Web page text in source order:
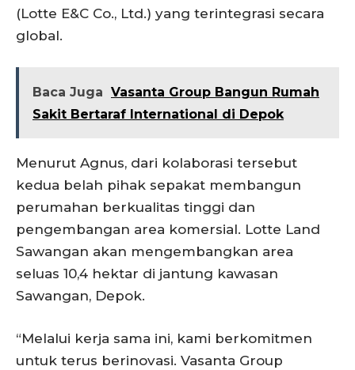
(Lotte E&C Co., Ltd.) yang terintegrasi secara
global.
Baca Juga Vasanta Group Bangun Rumah
Sakit Bertaraf International di Depok
Menurut Agnus, dari kolaborasi tersebut
kedua belah pihak sepakat membangun
perumahan berkualitas tinggi dan
pengembangan area komersial. Lotte Land
Sawangan akan mengembangkan area
seluas 10,4 hektar di jantung kawasan
Sawangan, Depok.
“Melalui kerja sama ini, kami berkomitmen
untuk terus berinovasi. Vasanta Group